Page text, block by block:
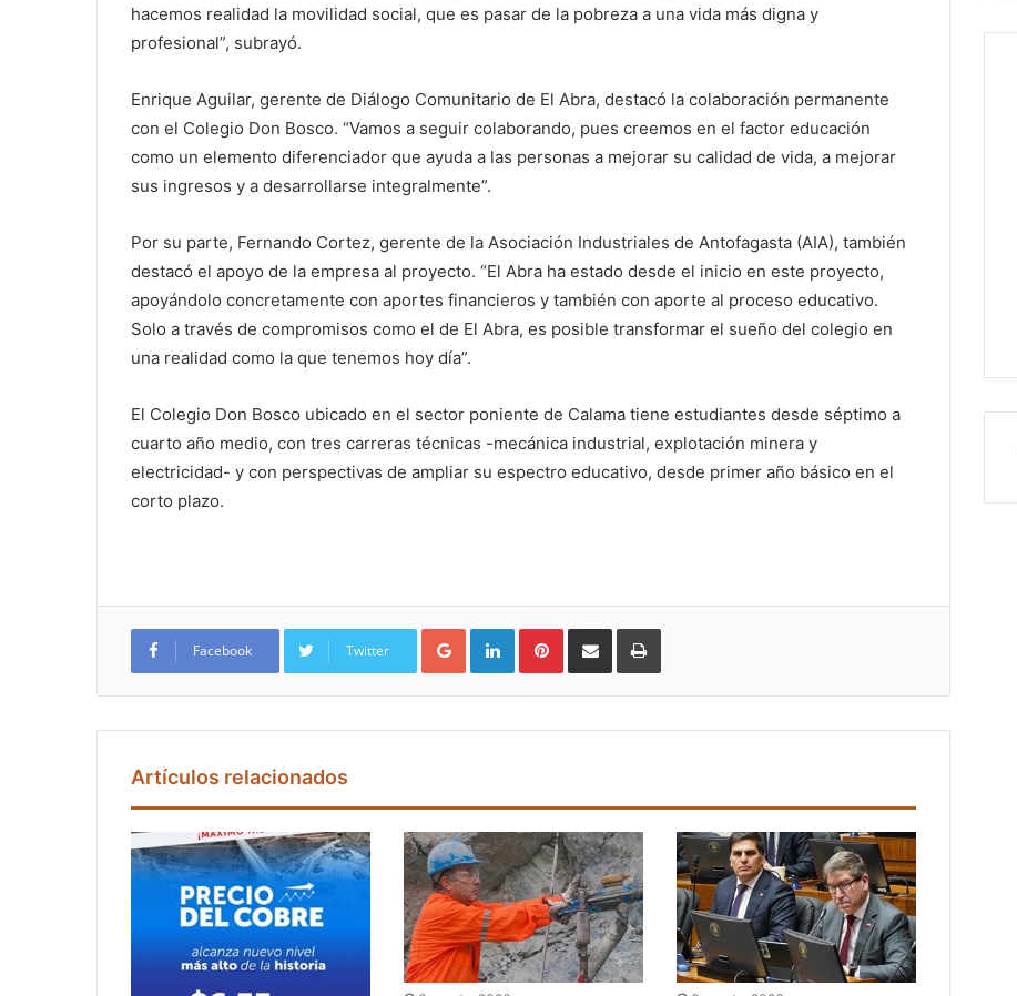
hacemos realidad la movilidad social, que es pasar de la pobreza a una vida más digna y
profesional”, subrayó.
Enrique Aguilar, gerente de Diálogo Comunitario de El Abra, destacó la colaboración permanente
con el Colegio Don Bosco. “Vamos a seguir colaborando, pues creemos en el factor educación
como un elemento diferenciador que ayuda a las personas a mejorar su calidad de vida, a mejorar
sus ingresos y a desarrollarse integralmente”.
Por su parte, Fernando Cortez, gerente de la Asociación Industriales de Antofagasta (AIA), también
destacó el apoyo de la empresa al proyecto. “El Abra ha estado desde el inicio en este proyecto,
apoyándolo concretamente con aportes financieros y también con aporte al proceso educativo.
Solo a través de compromisos como el de El Abra, es posible transformar el sueño del colegio en
una realidad como la que tenemos hoy día”.
El Colegio Don Bosco ubicado en el sector poniente de Calama tiene estudiantes desde séptimo a
cuarto año medio, con tres carreras técnicas -mecánica industrial, explotación minera y
electricidad- y con perspectivas de ampliar su espectro educativo, desde primer año básico en el
corto plazo.
Facebook Twitter
Google+ LinkedIn Pinterest
Artículos relacionados